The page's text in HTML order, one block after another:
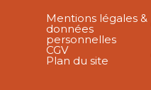
Mentions légales &
données
personnelles
CGV
Plan du site